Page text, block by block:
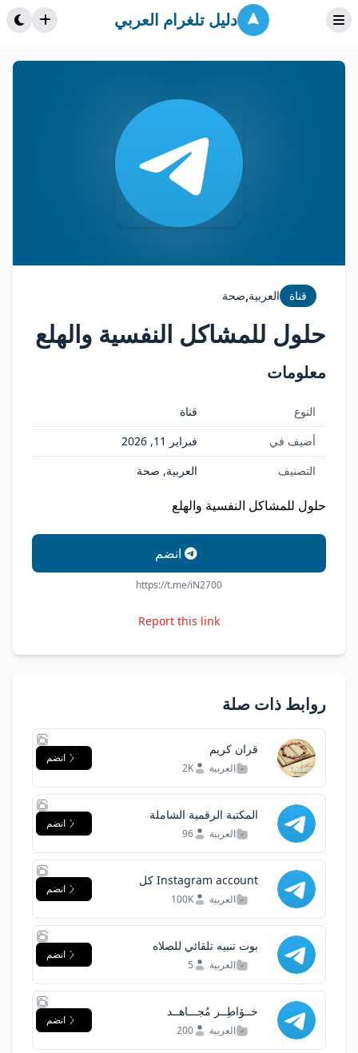
دليل تلغرام العربي
قناة العربية,صحة
حلول للمشاكل النفسية والهلع
معلومات
النوع
قناة
أضيف في
فبراير 11, 2026
التصنيف
العربية, صحة
حلول للمشاكل النفسية والهلع
انضم
https://t.me/iN2700
Report this link
روابط ذات صلة
قران كريم
العربية 2K
انضم
المكتبة الرقمية الشاملة
العربية 96
انضم
Instagram account كل
مايخص الانستقرام
العربية 100K
انضم
بوت تنبيه تلقائي للصلاه
العربية 5
انضم
خــۆاطِــر مُجـــاهــد
العربية 200
انضم